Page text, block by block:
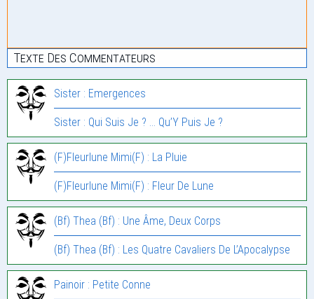
Texte Des Commentateurs
Sister : Emergences
Sister : Qui Suis Je ? … Qu’Y Puis Je ?
(F)Fleurlune Mimi(F) : La Pluie
(F)Fleurlune Mimi(F) : Fleur De Lune
(Bf) Thea (Bf) : Une Âme, Deux Corps
(Bf) Thea (Bf) : Les Quatre Cavaliers De L’Apocalypse
Painoir : Petite Conne